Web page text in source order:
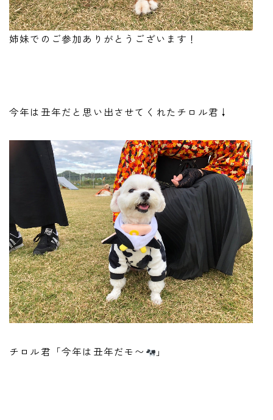
姉妹でのご参加ありがとうございます！
今年は丑年だと思い出させてくれたチロル君↓
チロル君「今年は丑年だモ〜 」